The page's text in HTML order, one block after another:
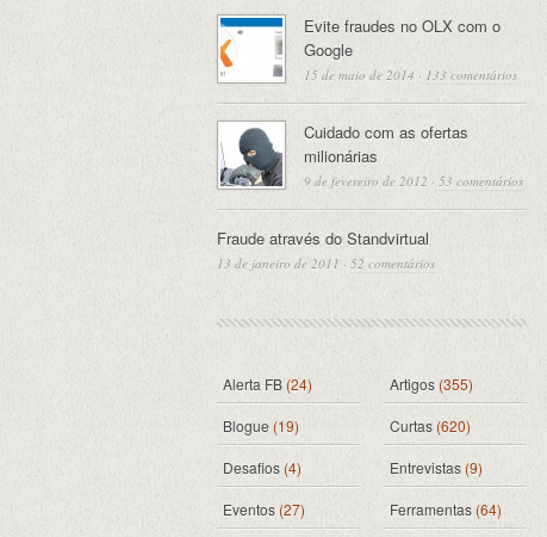
Evite fraudes no OLX com o
Google
15 de maio de 2014 · 133 comentários
Cuidado com as ofertas
milionárias
9 de fevereiro de 2012 · 53 comentários
Fraude através do Standvirtual
13 de janeiro de 2011 · 52 comentários
Alerta FB(24) Artigos(355)
Blogue(19) Curtas (620)
Desafios (4) Entrevistas (9)
Eventos (27) Ferramentas(64)